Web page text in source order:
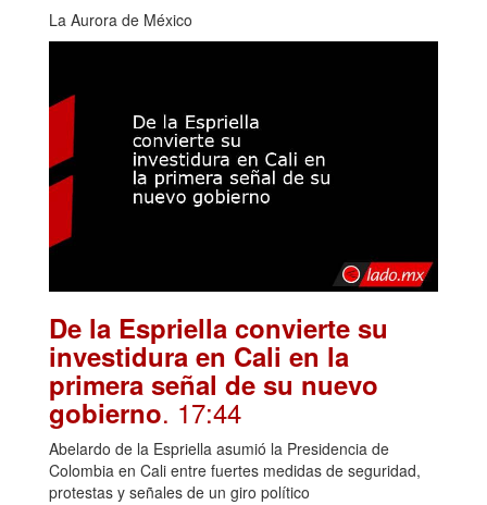
La Aurora de México
De la Espriella convierte su
investidura en Cali en la
primera señal de su nuevo
gobierno. 17:44
Abelardo de la Espriella asumió la Presidencia de
Colombia en Cali entre fuertes medidas de seguridad,
protestas y señales de un giro político